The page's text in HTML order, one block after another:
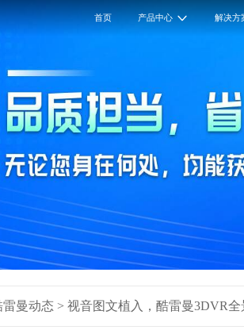
首页 产品中心 解决方
雷曼动态 > 视音图文植入，酷雷曼3DVR